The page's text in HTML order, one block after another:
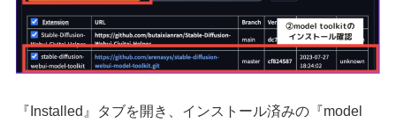
『Installed』タブを開き、インストール済みの『model